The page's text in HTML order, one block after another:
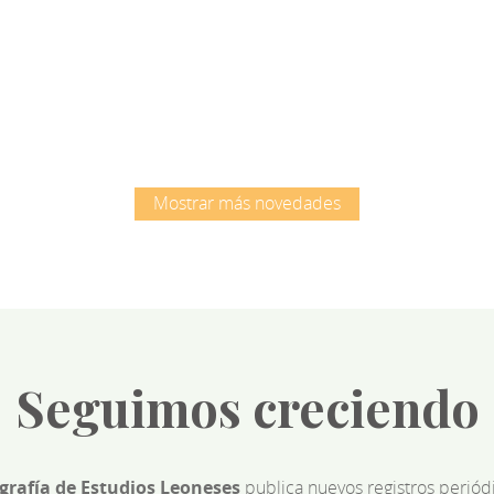
Mostrar más novedades
Seguimos creciendo
de Estudios Leonesespublica nuevos registros